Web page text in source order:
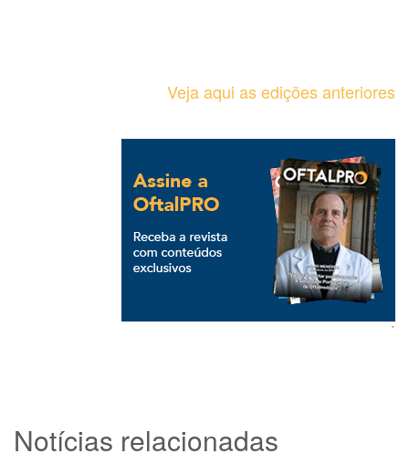
Veja aqui as edições anteriores
`
Notícias relacionadas